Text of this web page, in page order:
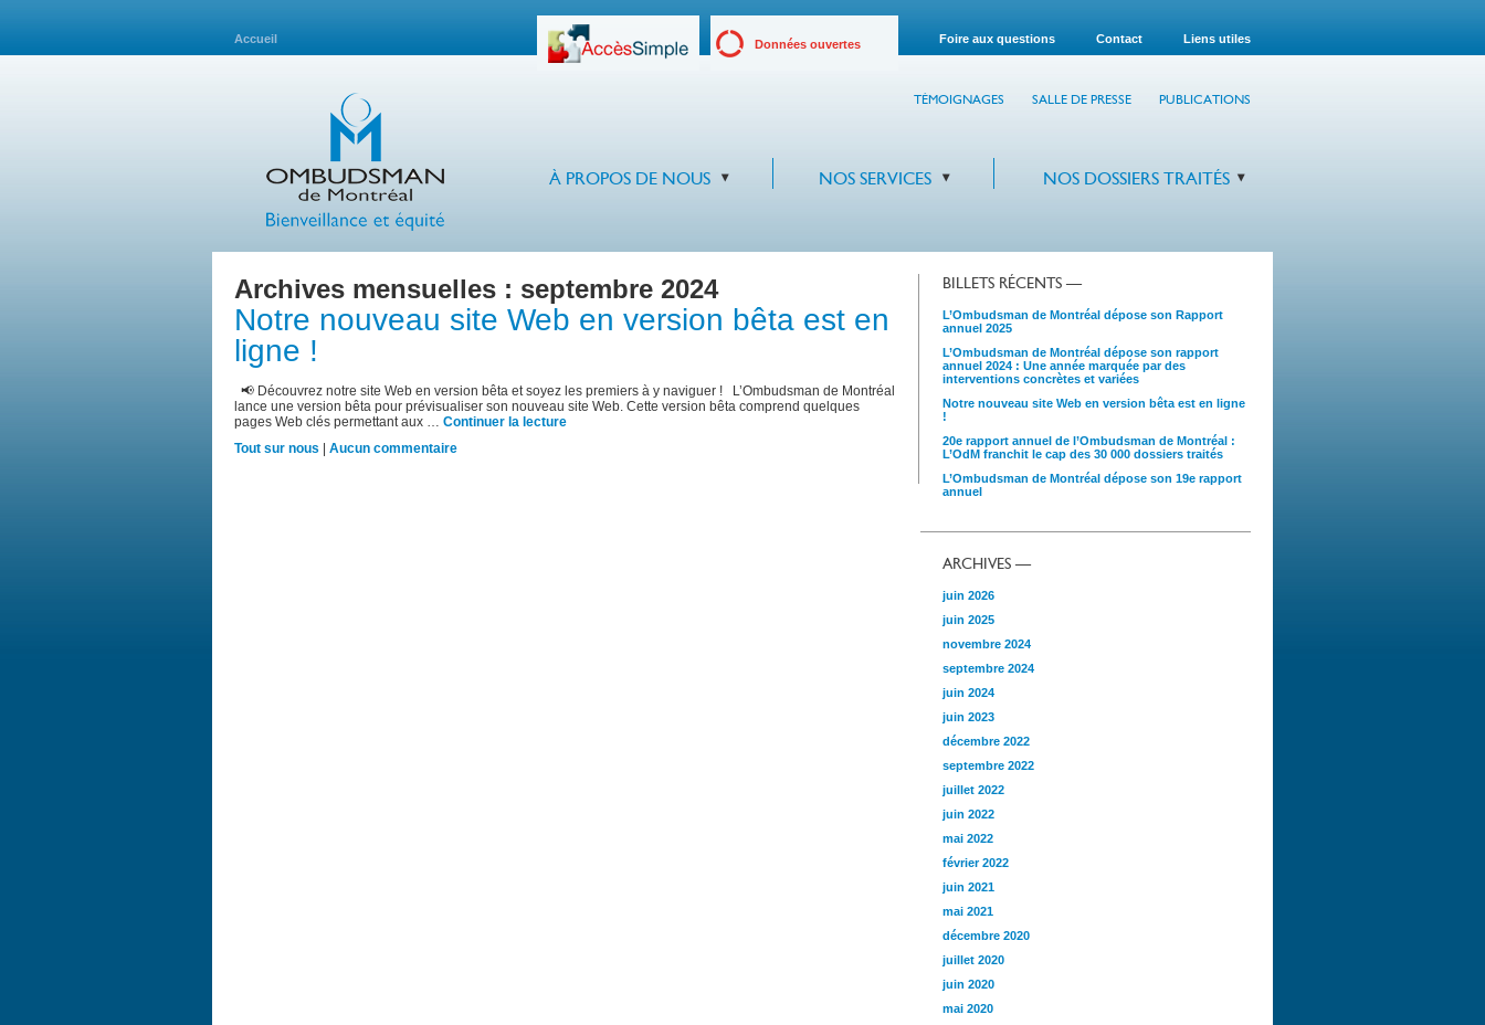
Accueil Données ouvertes Foire aux questions Contact Liens utiles
TÉMOIGNAGES SALLE DE PRESSE PUBLICATIONS
À PROPOS DE NOUS NOS SERVICES NOS DOSSIERS TRAITÉS
Archives mensuelles : septembre 2024
Notre nouveau site Web en version bêta est en
ligne !
📢 Découvrez notre site Web en version bêta et soyez les premiers à y naviguer ! L’Ombudsman de Montréal
lance une version bêta pour prévisualiser son nouveau site Web. Cette version bêta comprend quelques
pages Web clés permettant aux … Continuer la lecture
Tout sur nous
Aucun commentaire
BILLETS RÉCENTS —
L’Ombudsman de Montréal dépose son Rapport
annuel 2025
L’Ombudsman de Montréal dépose son rapport
annuel 2024 : Une année marquée par des
interventions concrètes et variées
Notre nouveau site Web en version bêta est en ligne
!
20e rapport annuel de l’Ombudsman de Montréal :
L’OdM franchit le cap des 30 000 dossiers traités
L’Ombudsman de Montréal dépose son 19e rapport
annuel
ARCHIVES —
juin 2026
juin 2025
novembre 2024
septembre 2024
juin 2024
juin 2023
décembre 2022
septembre 2022
juillet 2022
juin 2022
mai 2022
février 2022
juin 2021
mai 2021
décembre 2020
juillet 2020
juin 2020
mai 2020